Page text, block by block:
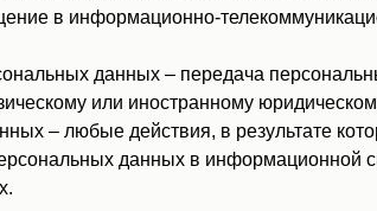
в информационно-
данных – передача
или иностранному
– любые действия, в результате
данных в информационной